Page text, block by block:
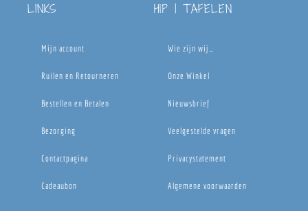
LINKS
Mijn account
Ruilen en Retourneren
Bestellen en Betalen
Bezorging
Contactpagina
Cadeaubon
HIP | TAFELEN
Wie zijn wij…
Onze Winkel
Nieuwsbrief
Veelgestelde vragen
Privacystatement
Algemene voorwaarden